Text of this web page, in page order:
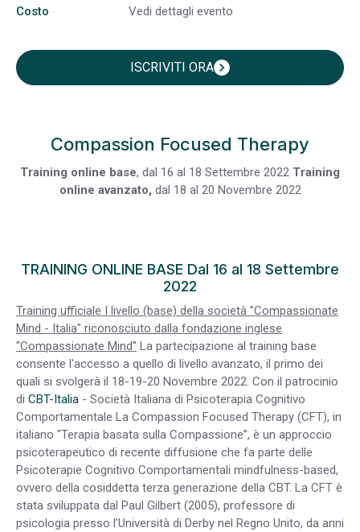
Costo Vedi dettagli evento
ISCRIVITI ORAchevron_right
Compassion Focused Therapy
Training online base, dal 16 al 18 Settembre 2022 Training
online avanzato, dal 18 al 20 Novembre 2022
TRAINING ONLINE BASE Dal 16 al 18 Settembre
2022
Training ufficiale I livello (base) della società "Compassionate
Mind - Italia" riconosciuto dalla fondazione inglese
"Compassionate Mind" La partecipazione al training base
consente l'accesso a quello di livello avanzato, il primo dei
quali si svolgerà il 18-19-20 Novembre 2022. Con il patrocinio
di CBT-Italia - Società Italiana di Psicoterapia Cognitivo
Comportamentale La Compassion Focused Therapy (CFT), in
italiano "Terapia basata sulla Compassione”, è un approccio
psicoterapeutico di recente diffusione che fa parte delle
Psicoterapie Cognitivo Comportamentali mindfulness-based,
ovvero della cosiddetta terza generazione della CBT. La CFT è
stata sviluppata dal Paul Gilbert (2005), professore di
psicologia presso l’Università di Derby nel Regno Unito, da anni